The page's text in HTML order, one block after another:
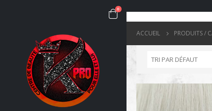
0
ACCUEIL PRODUITS /